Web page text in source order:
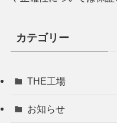
カテゴリー
THE工場
お知らせ